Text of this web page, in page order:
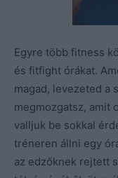
Egyre több fitness
és fitfight órákat.
magad, levezeted a
megmozgatsz, amit
valljuk be sokkal
tréneren állni egy
az edzőknek rejtett